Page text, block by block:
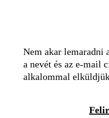
Nem akar lemaradni
a nevét és az e-mail
alkalommal